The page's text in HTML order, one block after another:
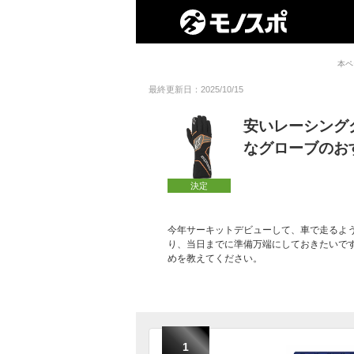
本
最終更新日：2025/10/15
決定
安いレーシング
なグローブのお
今年サーキットデビューして、車で走るよ
り、当日までに準備万端にしておきたい
めを教えてください。
1